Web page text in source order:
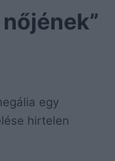
egy
hirtelen